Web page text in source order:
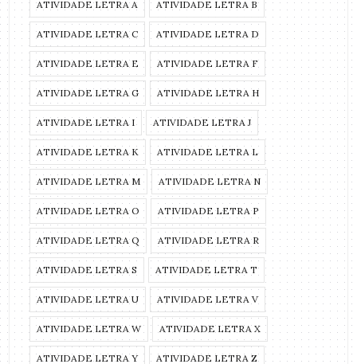
ATIVIDADE LETRA A ATIVIDADE LETRA B
ATIVIDADE LETRA C ATIVIDADE LETRA D
ATIVIDADE LETRA E ATIVIDADE LETRA F
ATIVIDADE LETRA G ATIVIDADE LETRA H
ATIVIDADE LETRA I ATIVIDADE LETRA J
ATIVIDADE LETRA K ATIVIDADE LETRA L
ATIVIDADE LETRA M ATIVIDADE LETRA N
ATIVIDADE LETRA O ATIVIDADE LETRA P
ATIVIDADE LETRA Q ATIVIDADE LETRA R
ATIVIDADE LETRA S ATIVIDADE LETRA T
ATIVIDADE LETRA U ATIVIDADE LETRA V
ATIVIDADE LETRA W ATIVIDADE LETRA X
ATIVIDADE LETRA Y ATIVIDADE LETRA Z